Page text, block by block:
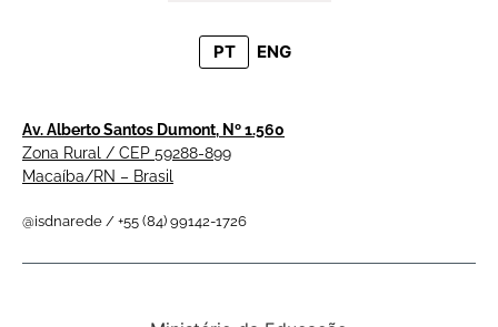
PT ENG
Av. Alberto Santos Dumont, Nº 1.560
Zona Rural / CEP 59288-899
Macaíba/RN – Brasil
@isdnarede / +55 (84) 99142-1726